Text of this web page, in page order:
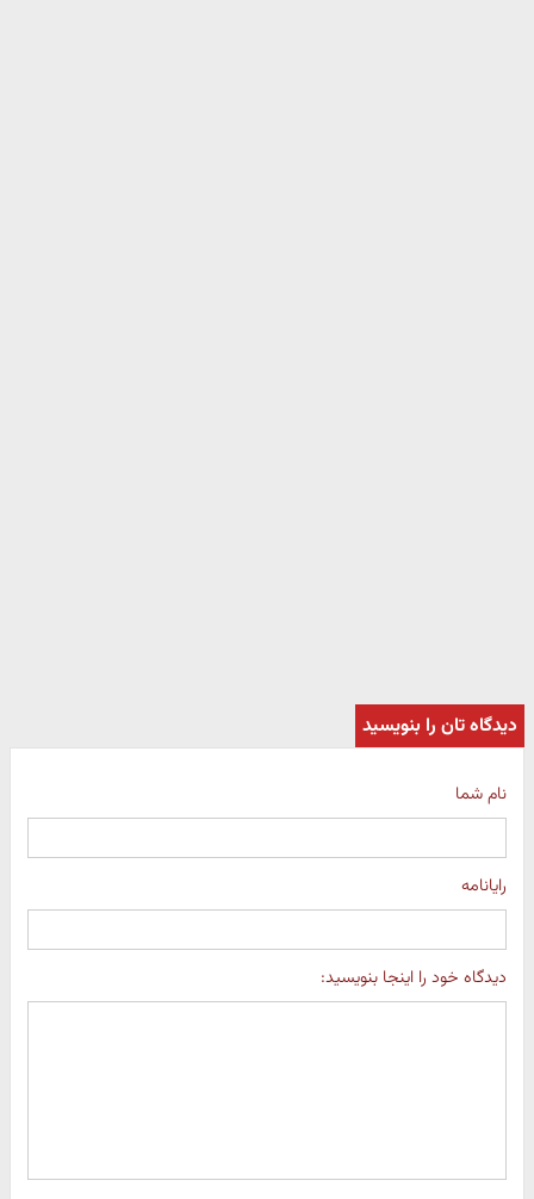
دیدگاه تان را بنویسید
نام شما
رایانامه
دیدگاه خود را اینجا بنویسید: